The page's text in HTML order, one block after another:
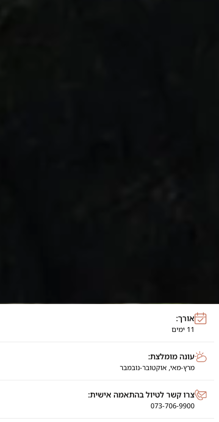
אורך:
11 ימים
עונה מומלצת:
מרץ-מאי, אוקטובר-נובמבר
צרו קשר לטיול בהתאמה אישית:
073-706-9900